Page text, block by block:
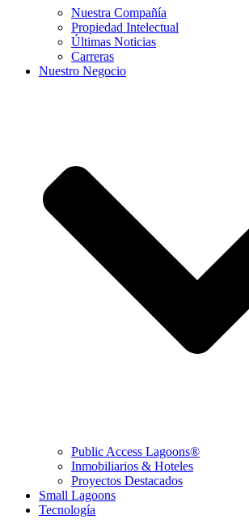
Nuestra Compañía
Propiedad Intelectual
Últimas Noticias
Carreras
Nuestro Negocio
Public Access Lagoons®
Inmobiliarios & Hoteles
Proyectos Destacados
Small Lagoons
Tecnología